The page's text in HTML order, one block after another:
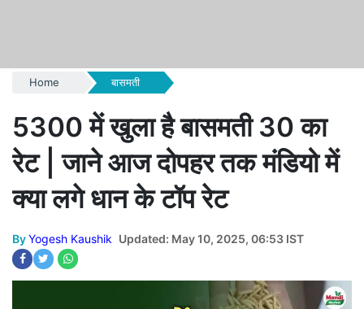
Home बासमती
5300 में खुला है बासमती 30 का
रेट | जाने आज दोपहर तक मंडियो में
क्या लगे धान के टॉप रेट
ByYogesh Kaushik Updated: May 10, 2025, 06:53 IST